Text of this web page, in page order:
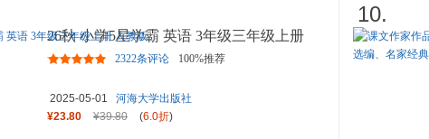
26秋 小学5星学霸 英语 3年级三年级上册
人教版
2322条评论 100%推荐
2025-05-01
河海大学出版社
¥23.80
¥39.80 (6.0折)
10.